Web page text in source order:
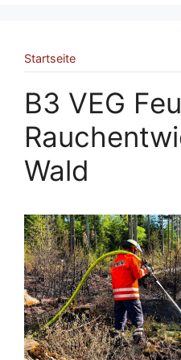
Startseite
B3 VEG
Wald